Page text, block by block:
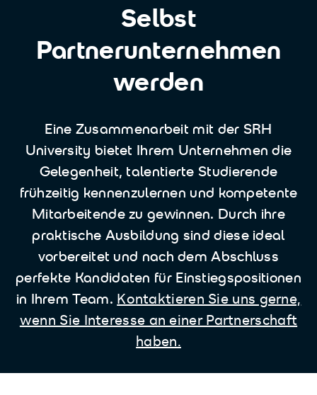
Selbst
Partnerunternehmen
werden
Eine Zusammenarbeit mit der SRH
University bietet Ihrem Unternehmen die
Gelegenheit, talentierte Studierende
frühzeitig kennenzulernen und kompetente
Mitarbeitende zu gewinnen. Durch ihre
praktische Ausbildung sind diese ideal
vorbereitet und nach dem Abschluss
perfekte Kandidaten für Einstiegspositionen
in Ihrem Team. Kontaktieren Sie uns gerne,
wenn Sie Interesse an einer Partnerschaft
haben.